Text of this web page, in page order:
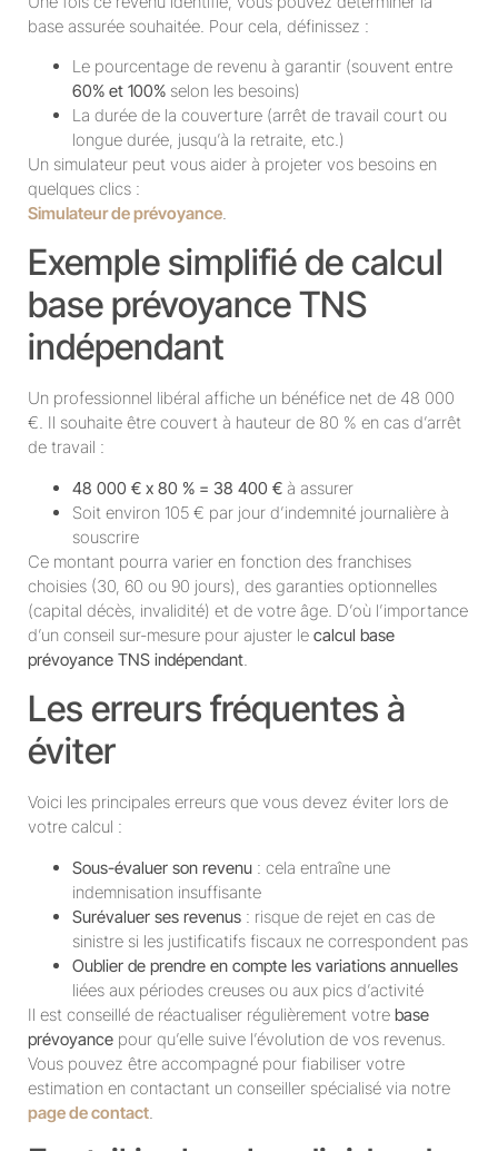
base assurée souhaitée. Pour cela, définissez :
Le pourcentage de revenu à garantir (souvent entre
60% et 100% selon les besoins)
La durée de la couverture (arrêt de travail court ou
longue durée, jusqu’à la retraite, etc.)
Un simulateur peut vous aider à projeter vos besoins en
quelques clics :
Simulateur de prévoyance.
Exemple simplifié de calcul
base prévoyance TNS
indépendant
Un professionnel libéral affiche un bénéfice net de 48 000
€. Il souhaite être couvert à hauteur de 80 % en cas d’arrêt
de travail :
48 000 € x 80 % = 38 400 € à assurer
Soit environ 105 € par jour d’indemnité journalière à
souscrire
Ce montant pourra varier en fonction des franchises
choisies (30, 60 ou 90 jours), des garanties optionnelles
(capital décès, invalidité) et de votre âge. D’où l’importance
d’un conseil sur-mesure pour ajuster le calcul base
prévoyance TNS indépendant
Les erreurs fréquentes à
éviter
Voici les principales erreurs que vous devez éviter lors de
votre calcul :
Sous-évaluer son revenu : cela entraîne une
indemnisation insuffisante
Surévaluer ses revenus : risque de rejet en cas de
sinistre si les justificatifs fiscaux ne correspondent pas
Oublier de prendre en compte les variations annuelles
liées aux périodes creuses ou aux pics d’activité
Il est conseillé de réactualiser régulièrement votre base
prévoyance pour qu’elle suive l’évolution de vos revenus.
Vous pouvez être accompagné pour fiabiliser votre
estimation en contactant un conseiller spécialisé via notre
page de contact